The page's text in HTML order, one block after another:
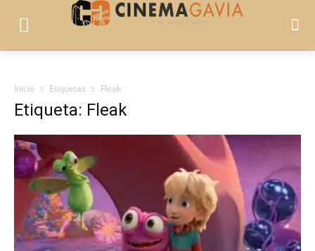
Inicio Etiquetas Fleak
Etiqueta: Fleak